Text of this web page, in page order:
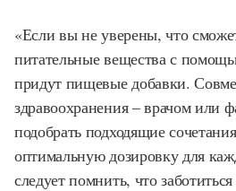
«Если вы не уверены, что
питательные вещества с
придут пищевые добавки.
здравоохранения – врачом или
подобрать подходящие
оптимальную дозировку для
следует помнить, что